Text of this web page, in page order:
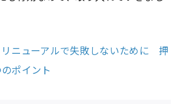
ニューアルで失敗しないために 押
ポイント